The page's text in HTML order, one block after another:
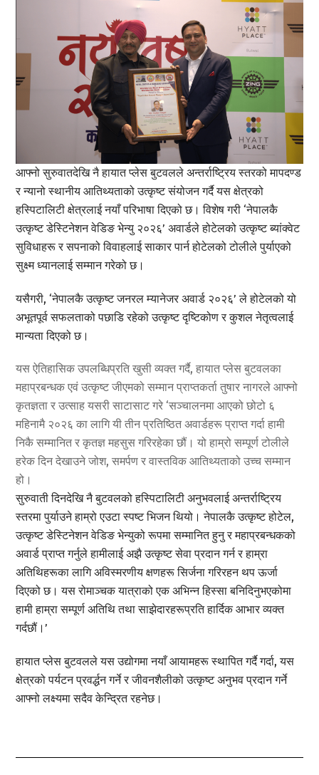
आफ्नो सुरुवातदेखि नै हायात प्लेस बुटवलले अन्तर्राष्ट्रिय स्तरको मापदण्ड
र न्यानो स्थानीय आतिथ्यताको उत्कृष्ट संयोजन गर्दै यस क्षेत्रको
हस्पिटालिटी क्षेत्रलाई नयाँ परिभाषा दिएको छ। विशेष गरी ‘नेपालकै
उत्कृष्ट डेस्टिनेशन वेडिङ भेन्यु २०२६’ अवार्डले होटेलको उत्कृष्ट ब्यांक्वेट
सुविधाहरू र सपनाको विवाहलाई साकार पार्न होटेलको टोलीले पुर्याएको
सुक्ष्म ध्यानलाई सम्मान गरेको छ।
यसैगरी, ‘नेपालकै उत्कृष्ट जनरल म्यानेजर अवार्ड २०२६’ ले होटेलको यो
अभूतपूर्व सफलताको पछाडि रहेको उत्कृष्ट दृष्टिकोण र कुशल नेतृत्वलाई
मान्यता दिएको छ।
यस ऐतिहासिक उपलब्धिप्रति खुसी व्यक्त गर्दै, हायात प्लेस बुटवलका
महाप्रबन्धक एवं उत्कृष्ट जीएमको सम्मान प्राप्तकर्ता तुषार नागरले आफ्नो
कृतज्ञता र उत्साह यसरी साटासाट गरे ‘सञ्चालनमा आएको छोटो ६
महिनामै २०२६ का लागि यी तीन प्रतिष्ठित अवार्डहरू प्राप्त गर्दा हामी
निकै सम्मानित र कृतज्ञ महसुस गरिरहेका छौं। यो हाम्रो सम्पूर्ण टोलीले
हरेक दिन देखाउने जोश, समर्पण र वास्तविक आतिथ्यताको उच्च सम्मान
हो।
सुरुवाती दिनदेखि नै बुटवलको हस्पिटालिटी अनुभवलाई अन्तर्राष्ट्रिय
स्तरमा पुर्याउने हाम्रो एउटा स्पष्ट भिजन थियो। नेपालकै उत्कृष्ट होटेल,
उत्कृष्ट डेस्टिनेशन वेडिङ भेन्युको रूपमा सम्मानित हुनु र महाप्रबन्धकको
अवार्ड प्राप्त गर्नुले हामीलाई अझै उत्कृष्ट सेवा प्रदान गर्न र हाम्रा
अतिथिहरूका लागि अविस्मरणीय क्षणहरू सिर्जना गरिरहन थप ऊर्जा
दिएको छ। यस रोमाञ्चक यात्राको एक अभिन्न हिस्सा बनिदिनुभएकोमा
हामी हाम्रा सम्पूर्ण अतिथि तथा साझेदारहरूप्रति हार्दिक आभार व्यक्त
गर्दछौं।’
हायात प्लेस बुटवलले यस उद्योगमा नयाँ आयामहरू स्थापित गर्दै गर्दा, यस
क्षेत्रको पर्यटन प्रवर्द्धन गर्ने र जीवनशैलीको उत्कृष्ट अनुभव प्रदान गर्ने
आफ्नो लक्ष्यमा सदैव केन्द्रित रहनेछ।